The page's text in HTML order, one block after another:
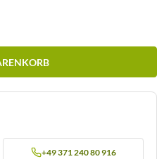
+49 371 240 80 916